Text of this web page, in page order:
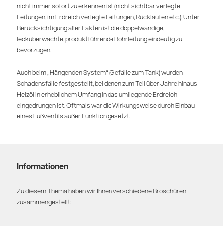
nicht immer sofort zu erkennen ist (nicht sichtbar verlegte
Leitungen, im Erdreich verlegte Leitungen, Rückläufen etc.). Unter
Berücksichtigung aller Fakten ist die doppelwandige,
lecküberwachte, produktführende Rohrleitung eindeutig zu
bevorzugen.
Auch beim „Hängenden System“ (Gefälle zum Tank) wurden
Schadensfälle festgestellt, bei denen zum Teil über Jahre hinaus
Heizöl in erheblichem Umfang in das umliegende Erdreich
eingedrungen ist. Oftmals war die Wirkungsweise durch Einbau
eines Fußventils außer Funktion gesetzt.
Informationen
Zu diesem Thema haben wir Ihnen verschiedene Broschüren
zusammengestellt: